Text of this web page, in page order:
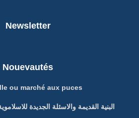
Newsletter
Nouevautés
ou marché aux puces
البنية القديمة والاسئلة الجديدة